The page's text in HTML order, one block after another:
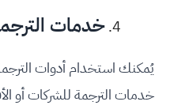
خدمات
يُمكنك استخدام أدوات
خدمات الترجمة للشركات أو